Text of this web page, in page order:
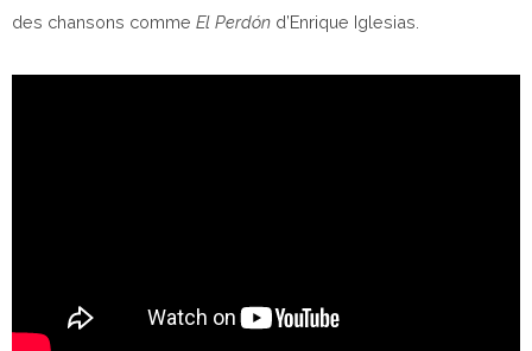
des chansons comme El Perdón d’Enrique Iglesias.